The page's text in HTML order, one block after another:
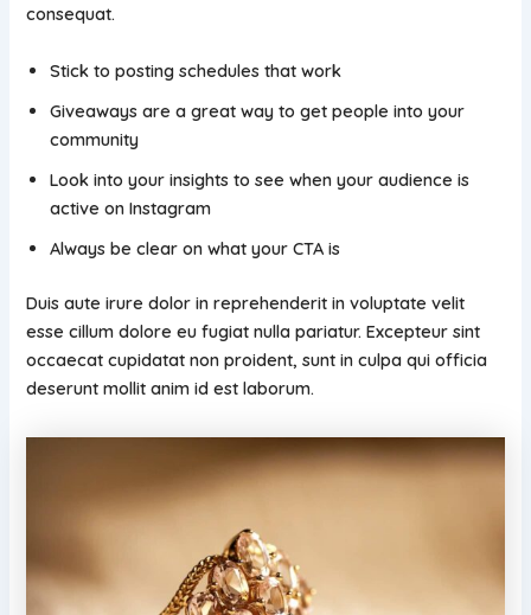
consequat.
Stick to posting schedules that work
Giveaways are a great way to get people into your
community
Look into your insights to see when your audience is
active on Instagram
Always be clear on what your CTA is
Duis aute irure dolor in reprehenderit in voluptate velit
esse cillum dolore eu fugiat nulla pariatur. Excepteur sint
occaecat cupidatat non proident, sunt in culpa qui officia
deserunt mollit anim id est laborum.